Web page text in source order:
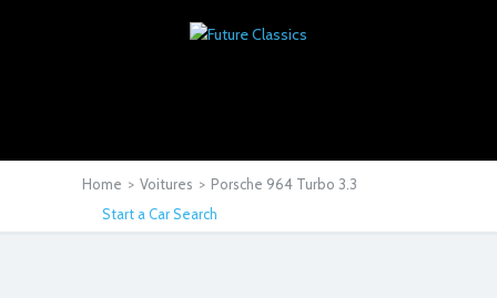
Home > Voitures > Porsche 964 Turbo 3.3
Start a Car Search